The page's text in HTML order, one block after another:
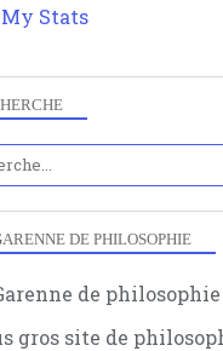
DE PHILOSOPHIE
gros site de
Stats